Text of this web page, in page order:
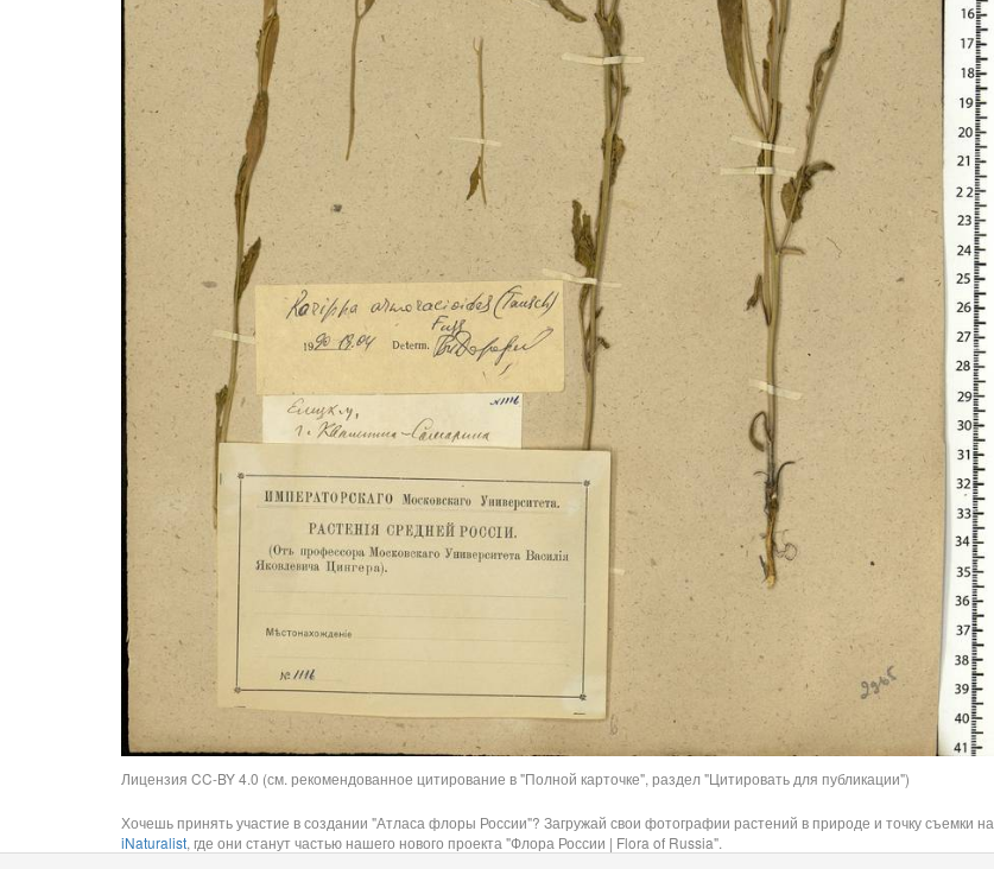
Лицензия CC-BY 4.0 (см. рекомендованное цитирование в "Полной карточке", раздел "Цитировать для публикации")
Хочешь принять участие в создании "Атласа флоры России"? Загружай свои фотографии растений в природе и точку съемки на
iNaturalist, где они станут частью нашего нового проекта "Флора России | Flora of Russia".